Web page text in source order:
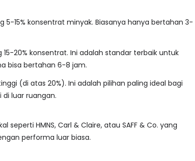
5-15% konsentrat minyak. Biasanya hanya bertahan 3-
15-20% konsentrat. Ini adalah standar terbaik untuk
bisa bertahan 6-8 jam.
(di atas 20%). Ini adalah pilihan paling ideal bagi
luar ruangan.
seperti HMNS, Carl & Claire, atau SAFF & Co. yang
performa luar biasa.